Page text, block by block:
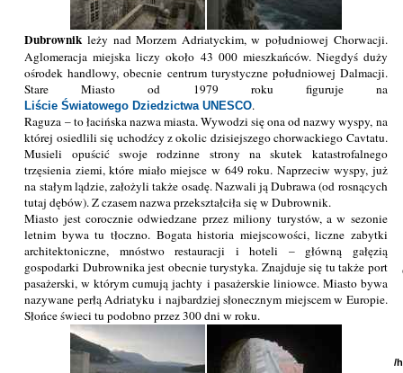
Dubrownik leży nad Morzem Adriatyckim, w południowej Chorwacji.
Aglomeracja miejska liczy około 43 000 mieszkańców. Niegdyś duży
ośrodek handlowy, obecnie centrum turystyczne południowej Dalmacji.
Stare Miasto od 1979 roku figuruje na
Liście Światowego Dziedzictwa UNESCO.
Raguza – to łacińska nazwa miasta. Wywodzi się ona od nazwy wyspy, na
której osiedlili się uchodźcy z okolic dzisiejszego chorwackiego Cavtatu.
Musieli opuścić swoje rodzinne strony na skutek katastrofalnego
trzęsienia ziemi, które miało miejsce w 649 roku. Naprzeciw wyspy, już
na stałym lądzie, założyli także osadę. Nazwali ją Dubrawa (od rosnących
tutaj dębów). Z czasem nazwa przekształciła się w Dubrownik.
Miasto jest corocznie odwiedzane przez miliony turystów, a w sezonie
letnim bywa tu tłoczno. Bogata historia miejscowości, liczne zabytki
architektoniczne, mnóstwo restauracji i hoteli – główną gałęzią
gospodarki Dubrownika jest obecnie turystyka. Znajduje się tu także port
pasażerski, w którym cumują jachty i pasażerskie liniowce. Miasto bywa
nazywane perłą Adriatyku i najbardziej słonecznym miejscem w Europie.
Słońce świeci tu podobno przez 300 dni w roku.
/